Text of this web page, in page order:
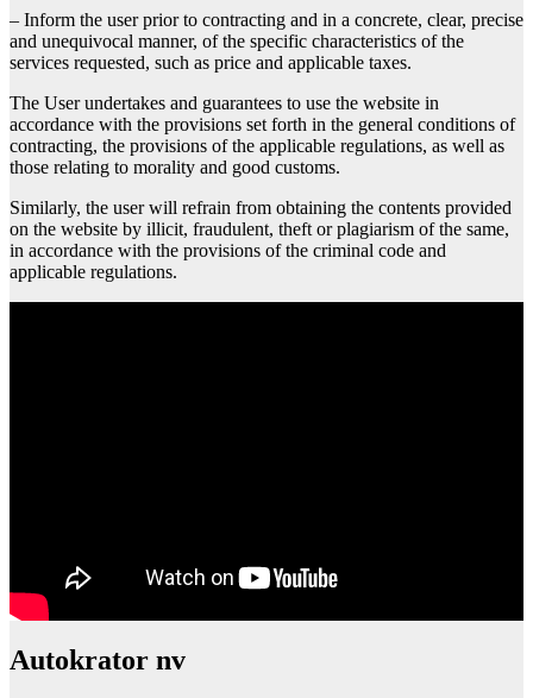
– Inform the user prior to contracting and in a concrete, clear, precise
and unequivocal manner, of the specific characteristics of the
services requested, such as price and applicable taxes.
The User undertakes and guarantees to use the website in
accordance with the provisions set forth in the general conditions of
contracting, the provisions of the applicable regulations, as well as
those relating to morality and good customs.
Similarly, the user will refrain from obtaining the contents provided
on the website by illicit, fraudulent, theft or plagiarism of the same,
in accordance with the provisions of the criminal code and
applicable regulations.
autokrator nv